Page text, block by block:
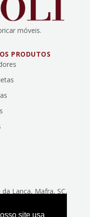
móveis.
PRODUTOS
Lança, Mafra, SC,
site usa